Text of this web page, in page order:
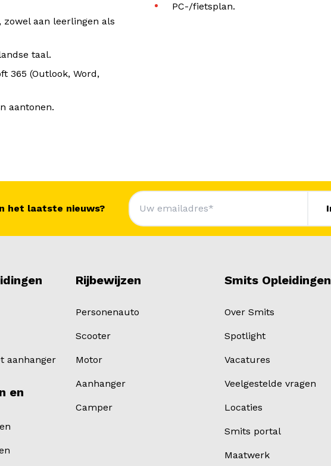
aan leerlingen als
taal.
365 (Outlook, Word,
aantonen.
PC-/fietsplan.
het laatste nieuws?
aanhanger
en
Rijbewijzen
Personenauto
Scooter
Motor
Aanhanger
Camper
Smits Opleidingen
Over Smits
Spotlight
Vacatures
Veelgestelde vragen
Locaties
Smits portal
Maatwerk